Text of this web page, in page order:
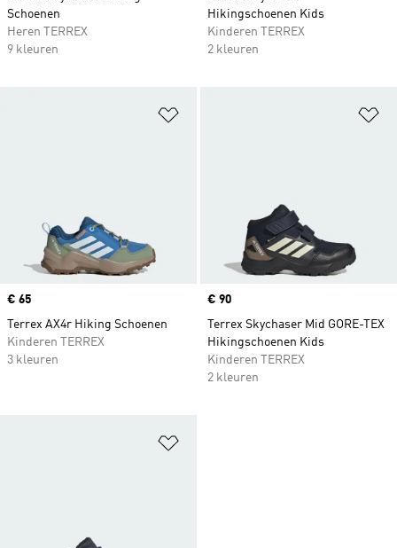
Schoenen
Heren TERREX
9 kleuren
Hikingschoenen Kids
Kinderen TERREX
2 kleuren
Price
€ 65
Terrex AX4r Hiking Schoenen
Kinderen TERREX
3 kleuren
Price
€ 90
Terrex Skychaser Mid GORE-TEX
Hikingschoenen Kids
Kinderen TERREX
2 kleuren